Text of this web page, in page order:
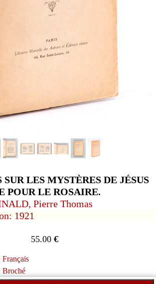
LES MYSTÈRES DE JÉSUS
POUR LE ROSAIRE.
Pierre Thomas
1921
55.00€
Français
Broché